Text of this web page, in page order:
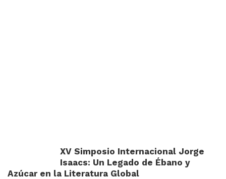
XV Simposio Internacional Jorge
Isaacs: Un Legado de Ébano y
Azúcar en la Literatura Global